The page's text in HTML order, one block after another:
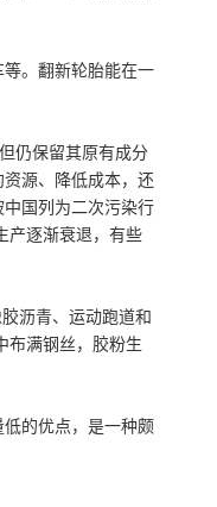
。翻新轮胎能在一
仍保留其原有成分
源、降低成本，还
国列为二次污染行
产逐渐衰退，有些
沥青、运动跑道和
布满钢丝，胶粉生
的优点，是一种颇